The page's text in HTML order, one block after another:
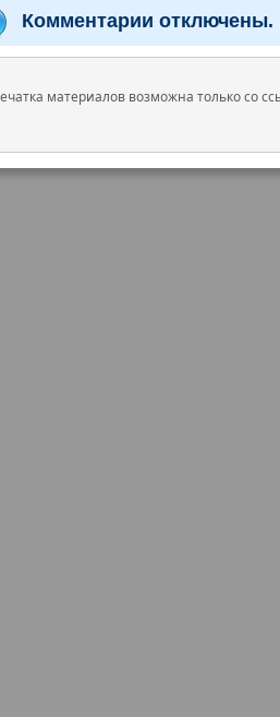
Комментарии отключены.
материалов возможна только со